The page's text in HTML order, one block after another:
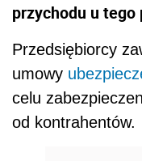
przychodu u tego
Przedsiębiorcy
umowy
celu
od kontrahentów.